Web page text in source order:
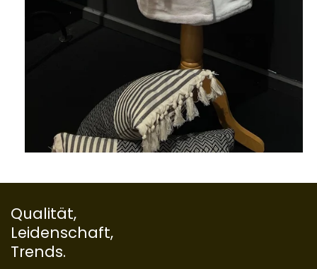
Qualität,
Leidenschaft,
Trends.